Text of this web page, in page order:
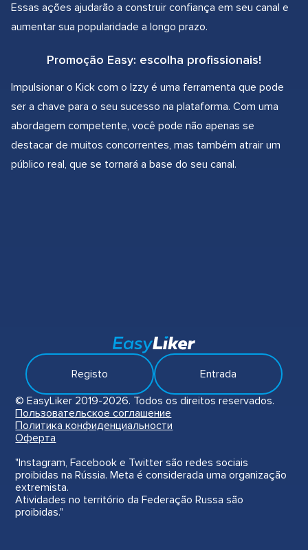
Essas ações ajudarão a construir confiança em seu canal e
aumentar sua popularidade a longo prazo.
Promoção Easy: escolha profissionais!
Impulsionar o Kick com o Izzy é uma ferramenta que pode
ser a chave para o seu sucesso na plataforma. Com uma
abordagem competente, você pode não apenas se
destacar de muitos concorrentes, mas também atrair um
público real, que se tornará a base do seu canal.
Registo
Entrada
© EasyLiker 2019-2026. Todos os direitos reservados.
Пользовательское соглашение
Политика конфиденциальности
Оферта
"Instagram, Facebook e Twitter são redes sociais
proibidas na Rússia. Meta é considerada uma organização
extremista.
Atividades no território da Federação Russa são
proibidas."